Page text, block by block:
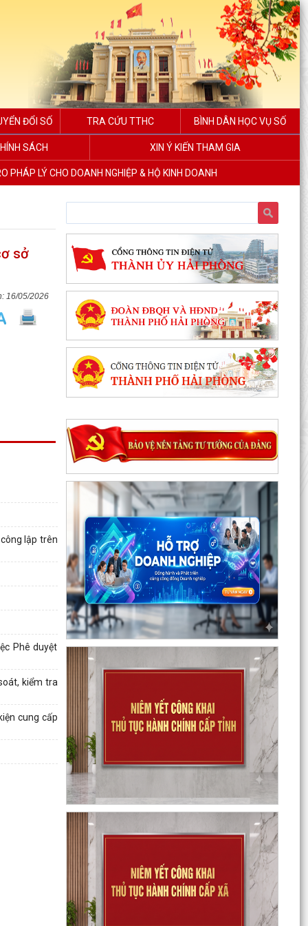
ĐỔI SỐ TRA CỨU TTHC BÌNH DÂN HỌC VỤ SỐ
SÁCH XIN Ý KIẾN THAM GIA
PHÁP LÝ CHO DOANH NGHIỆP & HỘ KINH DOANH
sở
16/05/2026
lập trên
Phê duyệt
kiểm tra
cung cấp
Phối hợp triển khai các hoạt động trước khi
ngừng hoạt động mạng thông tin di động công
nghệ 2G
Tuyên truyền Chung kết Hội thi lực lượng tham
quốc...
Quyết định Ban hành định mức kinh tế - kỹ thuật
đối với các dịch vụ giáo dục mầm non, giáo dục
phổ...
Công khai Quyết định số 3084/QĐ-UBND ngày
04/8/2026 của UBND thành phố
Thông báo về việc công bố công khai và cung
cấp kết quả thống kê diện tích đất đai năm 2025
Triển khai thực hiện quy định tại Nghị định số
50/2026/NĐ-CP ngày 31/01/2026 của Chính
phủ theo...
Công văn 2843 về việc triển khai thực hiện Quyết
định số 2843/QĐ-UBND ngày 23/7/2026 của Uỷ
ban...
Triển khai, thực hiện ý kiến chỉ đạo của Ban
Thường vụ Thành ủy tại Thông báo số 485-
TB/TU, ngày...
Công bố công khai danh mục thủ tục hành
chính đủ điều kiện cung cấp dịch vụ công trực
tuyến và thủ...
Thông báo Ban hành bổ sung, sửa đổi mã định
danh cho các cơ quan, đơn vị hành chính nhà
nước trên...
Triển khai Nghị định số 294/2026/NĐ-CP, Nghị
định số 295/2026/NĐ-CP và Nghị định số
296/2026/NĐ-CP...